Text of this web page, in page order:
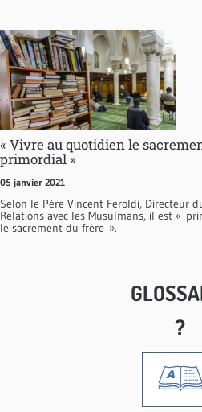
« Vivre au quotidien le
primordial »
05 janvier 2021
Selon le Père Vincent Feroldi, Directeur
Relations avec les Musulmans, il est «
le sacrement du frère ».
?